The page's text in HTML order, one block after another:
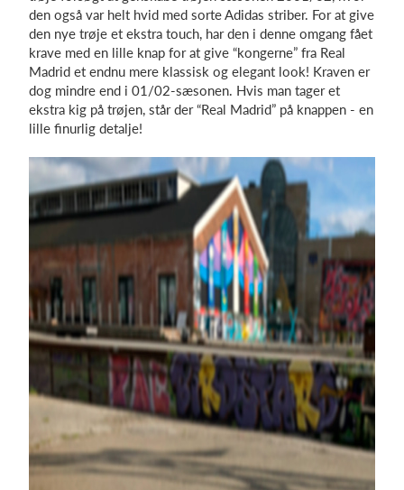
den også var helt hvid med sorte Adidas striber. For at give
den nye trøje et ekstra touch, har den i denne omgang fået
krave med en lille knap for at give “kongerne” fra Real
Madrid et endnu mere klassisk og elegant look! Kraven er
dog mindre end i 01/02-sæsonen. Hvis man tager et
ekstra kig på trøjen, står der “Real Madrid” på knappen - en
lille finurlig detalje!